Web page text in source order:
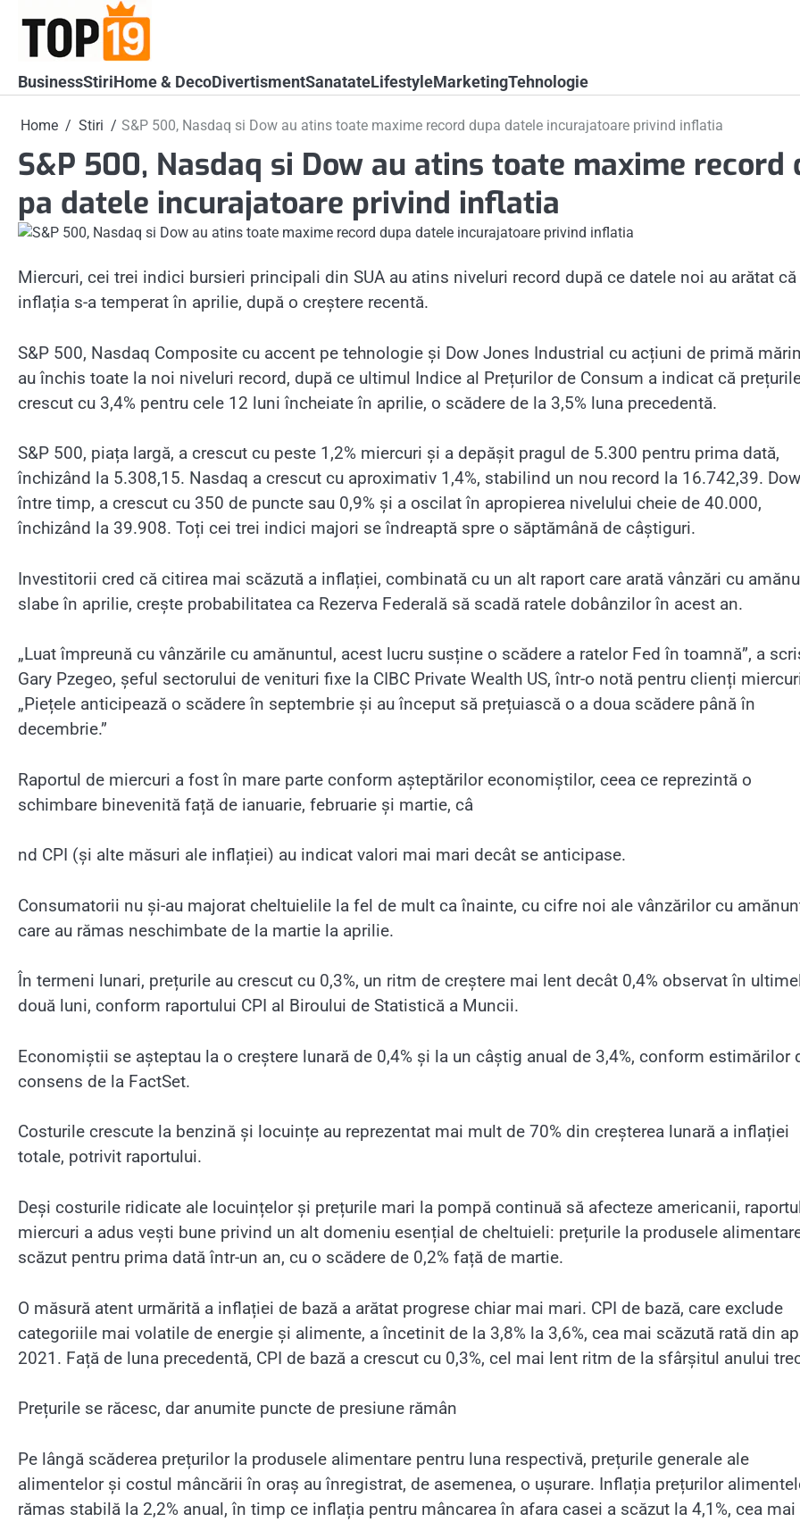
content
BusinessStiriHome & DecoDivertismentSanatateLifestyleMarketingTehnologie
Home Stiri S&P 500, Nasdaq si Dow au atins toate maxime record dupa datele incurajatoare privind inflatia
S&P 500, Nasdaq si Dow au atins toate maxime record
pa datele incurajatoare privind inflatia
Miercuri, cei trei indici bursieri principali din SUA au atins niveluri record după ce datele noi au arătat că
inflația s-a temperat în aprilie, după o creștere recentă.
S&P 500, Nasdaq Composite cu accent pe tehnologie și Dow Jones Industrial cu acțiuni de primă
au închis toate la noi niveluri record, după ce ultimul Indice al Prețurilor de Consum a indicat că
crescut cu 3,4% pentru cele 12 luni încheiate în aprilie, o scădere de la 3,5% luna precedentă.
S&P 500, piața largă, a crescut cu peste 1,2% miercuri și a depășit pragul de 5.300 pentru prima dată,
închizând la 5.308,15. Nasdaq a crescut cu aproximativ 1,4%, stabilind un nou record la 16.742,39.
între timp, a crescut cu 350 de puncte sau 0,9% și a oscilat în apropierea nivelului cheie de 40.000,
închizând la 39.908. Toți cei trei indici majori se îndreaptă spre o săptămână de câștiguri.
Investitorii cred că citirea mai scăzută a inflației, combinată cu un alt raport care arată vânzări cu
slabe în aprilie, crește probabilitatea ca Rezerva Federală să scadă ratele dobânzilor în acest an.
„Luat împreună cu vânzările cu amănuntul, acest lucru susține o scădere a ratelor Fed în toamnă”, a
Gary Pzegeo, șeful sectorului de venituri fixe la CIBC Private Wealth US, într-o notă pentru clienți
„Piețele anticipează o scădere în septembrie și au început să prețuiască o a doua scădere până în
decembrie.”
Raportul de miercuri a fost în mare parte conform așteptărilor economiștilor, ceea ce reprezintă o
schimbare binevenită față de ianuarie, februarie și martie, câ
nd CPI (și alte măsuri ale inflației) au indicat valori mai mari decât se anticipase.
Consumatorii nu și-au majorat cheltuielile la fel de mult ca înainte, cu cifre noi ale vânzărilor cu
care au rămas neschimbate de la martie la aprilie.
În termeni lunari, prețurile au crescut cu 0,3%, un ritm de creștere mai lent decât 0,4% observat în
două luni, conform raportului CPI al Biroului de Statistică a Muncii.
Economiștii se așteptau la o creștere lunară de 0,4% și la un câștig anual de 3,4%, conform estimărilor
consens de la FactSet.
Costurile crescute la benzină și locuințe au reprezentat mai mult de 70% din creșterea lunară a inflației
totale, potrivit raportului.
Deși costurile ridicate ale locuințelor și prețurile mari la pompă continuă să afecteze americanii,
miercuri a adus vești bune privind un alt domeniu esențial de cheltuieli: prețurile la produsele
scăzut pentru prima dată într-un an, cu o scădere de 0,2% față de martie.
O măsură atent urmărită a inflației de bază a arătat progrese chiar mai mari. CPI de bază, care exclude
categoriile mai volatile de energie și alimente, a încetinit de la 3,8% la 3,6%, cea mai scăzută rată din
2021. Față de luna precedentă, CPI de bază a crescut cu 0,3%, cel mai lent ritm de la sfârșitul anului
Prețurile se răcesc, dar anumite puncte de presiune rămân
Pe lângă scăderea prețurilor la produsele alimentare pentru luna respectivă, prețurile generale ale
alimentelor și costul mâncării în oraș au înregistrat, de asemenea, o ușurare. Inflația prețurilor
rămas stabilă la 2,2% anual, în timp ce inflația pentru mâncarea în afara casei a scăzut la 4,1%, cea mai